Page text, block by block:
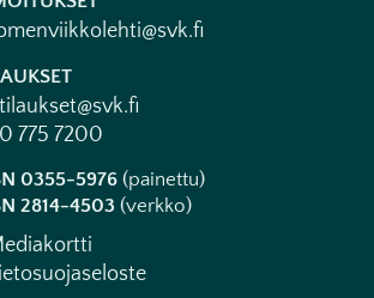
775 7200
0355-5976 (painettu)
2814-4503 (verkko)